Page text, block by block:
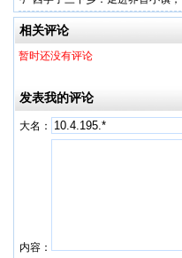
相关评论
暂时还没有评论
发表我的评论
大名：
内容：